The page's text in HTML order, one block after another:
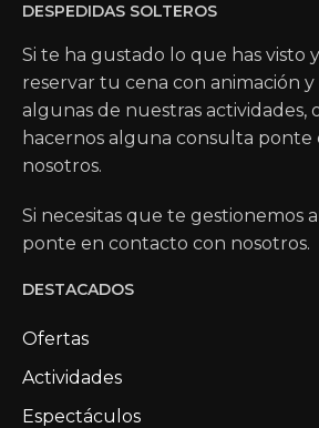
DESPEDIDAS SOLTEROS
Si te ha gustado lo que has visto
reservar tu cena con animación
algunas de nuestras actividades,
hacernos alguna consulta
nosotros.
Si necesitas que te gestionemos
ponte en contacto con nosotros.
DESTACADOS
Ofertas
Actividades
Espectáculos